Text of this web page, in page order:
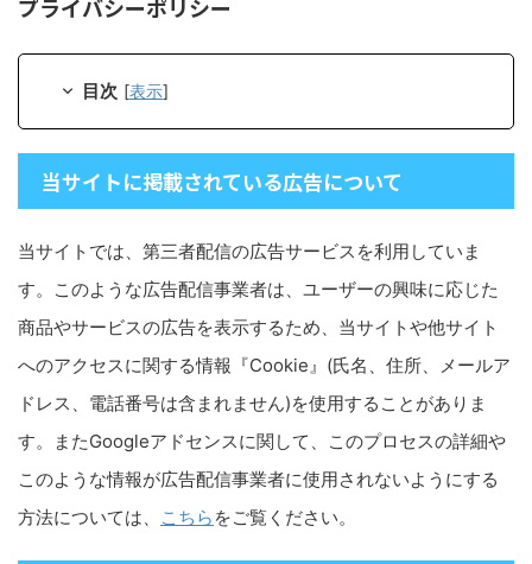
プライバシーポリシー
目次 [表示]
当サイトに掲載されている広告について
当サイトでは、第三者配信の広告サービスを利用していま
す。このような広告配信事業者は、ユーザーの興味に応じた
商品やサービスの広告を表示するため、当サイトや他サイト
へのアクセスに関する情報『Cookie』(氏名、住所、メールア
ドレス、電話番号は含まれません)を使用することがありま
す。またGoogleアドセンスに関して、このプロセスの詳細や
このような情報が広告配信事業者に使用されないようにする
方法については、
こちら をご覧ください。